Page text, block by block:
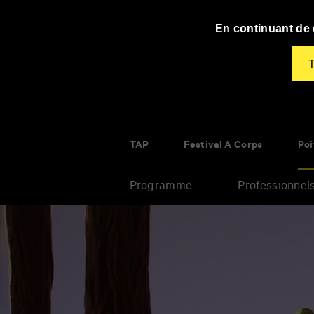
TAP Festival À Corps
Programme Professionnels
En continuant de